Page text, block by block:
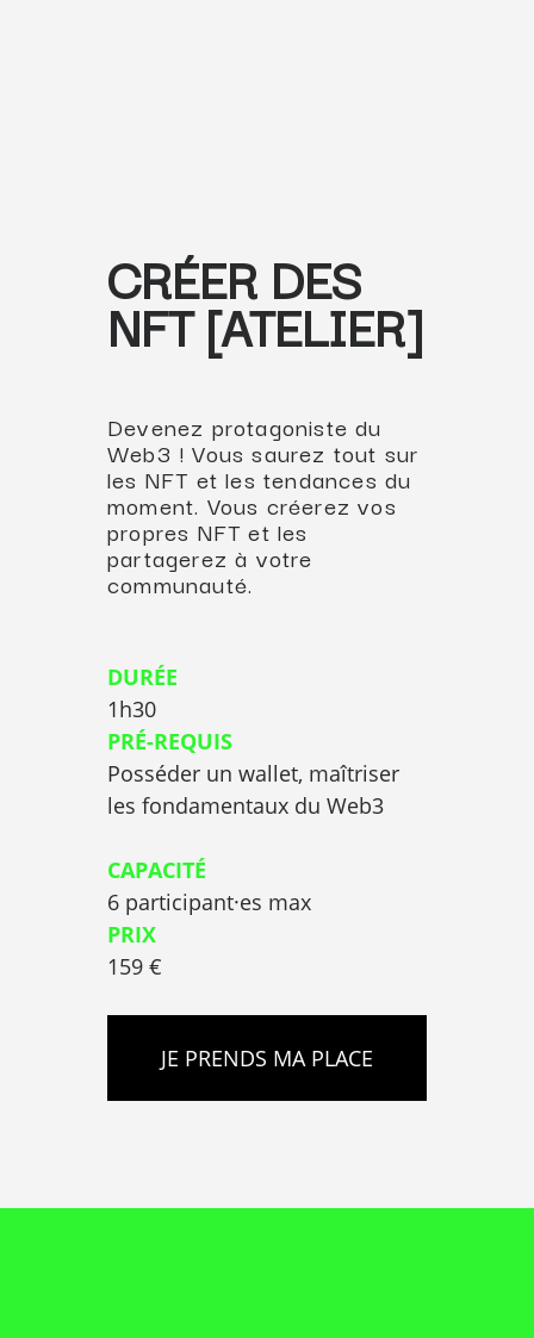
CRÉER DES
NFT[ATELIER]
Devenez protagoniste du
Web3 ! Vous saurez tout sur
les NFT et les tendances du
moment. Vous créerez vos
propres NFT et les
partagerez à votre
communauté.
DURÉE
1h30
PRÉ-REQUIS
Posséder un wallet, maîtriser
les fondamentaux du Web3
CAPACITÉ
6 participant·es max
PRIX
159 €
JE PRENDS MA PLACE